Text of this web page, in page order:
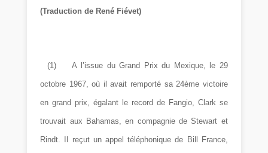
(Traduction de René Fiévet)
(1) A l’issue du Grand Prix du Mexique, le 29
octobre 1967, où il avait remporté sa 24ème victoire
en grand prix, égalant le record de Fangio, Clark se
trouvait aux Bahamas, en compagnie de Stewart et
Rindt. Il reçut un appel téléphonique de Bill France,